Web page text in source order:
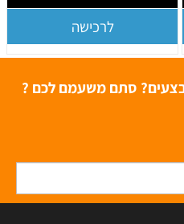
לרכישה
סתם משעמם לכם ?